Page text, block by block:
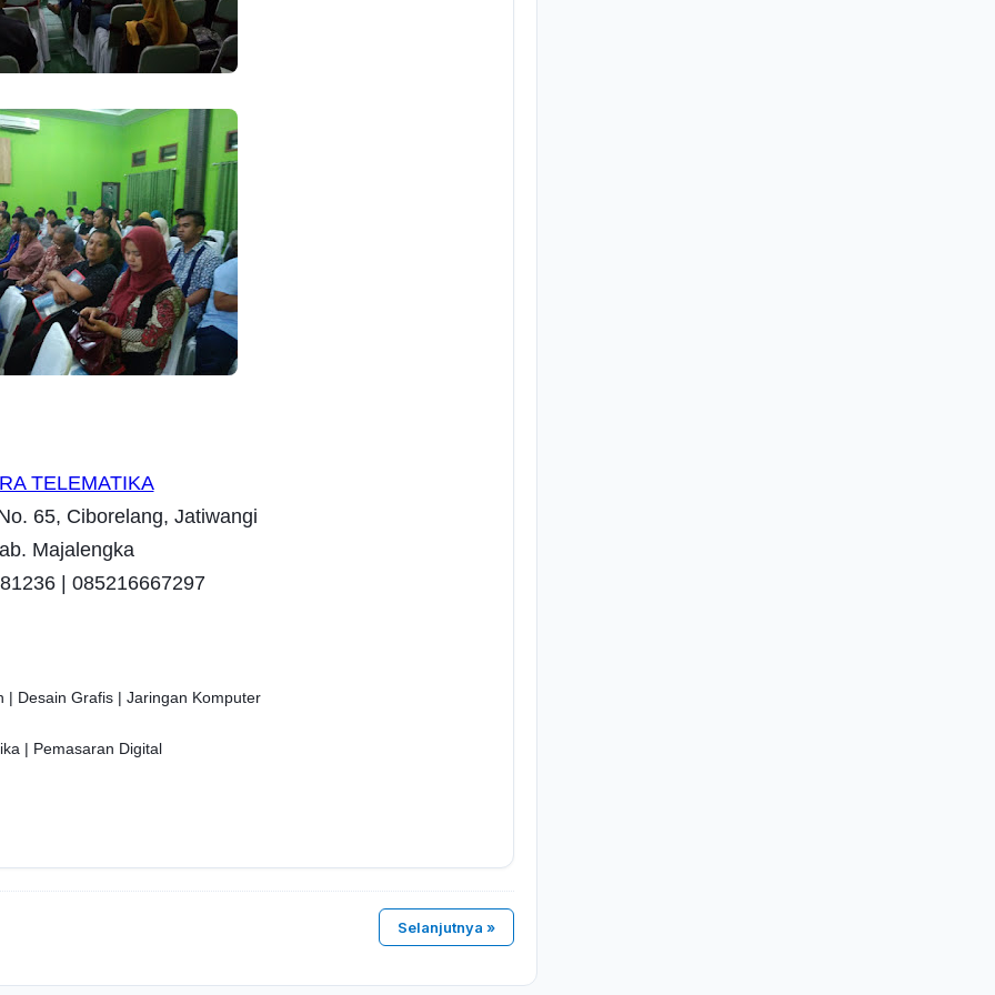
TELEMATIKA
65, Ciborelang, Jatiwangi
Majalengka
| 085216667297
| Desain Grafis | Jaringan Komputer
| Pemasaran Digital
Selanjutnya »